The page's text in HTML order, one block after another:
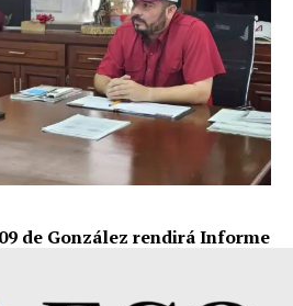
de González rendirá Informe